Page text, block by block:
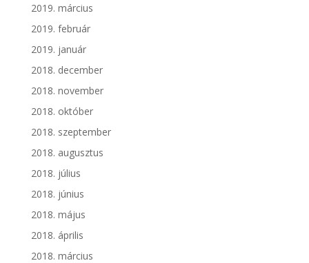
2019. március
2019. február
2019. január
2018. december
2018. november
2018. október
2018. szeptember
2018. augusztus
2018. július
2018. június
2018. május
2018. április
2018. március